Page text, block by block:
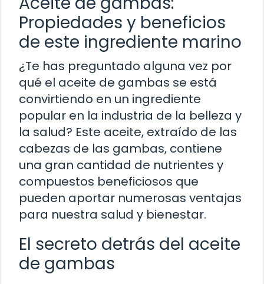
Propiedades y beneficios
de este ingrediente marino
¿Te has preguntado alguna vez por
qué el aceite de gambas se está
convirtiendo en un ingrediente
popular en la industria de la belleza y
la salud? Este aceite, extraído de las
cabezas de las gambas, contiene
una gran cantidad de nutrientes y
compuestos beneficiosos que
pueden aportar numerosas ventajas
para nuestra salud y bienestar.
El secreto detrás del aceite
de gambas